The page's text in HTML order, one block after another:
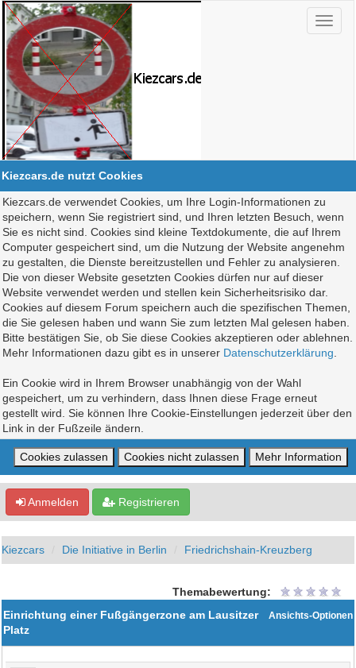
Kiezcars.de nutzt Cookies
Kiezcars.de verwendet Cookies, um Ihre Login-Informationen zu
speichern, wenn Sie registriert sind, und Ihren letzten Besuch, wenn
Sie es nicht sind. Cookies sind kleine Textdokumente, die auf Ihrem
Computer gespeichert sind, um die Nutzung der Website angenehm
zu gestalten, die Dienste bereitzustellen und Fehler zu analysieren.
Die von dieser Website gesetzten Cookies dürfen nur auf dieser
Website verwendet werden und stellen kein Sicherheitsrisiko dar.
Cookies auf diesem Forum speichern auch die spezifischen Themen,
die Sie gelesen haben und wann Sie zum letzten Mal gelesen haben.
Bitte bestätigen Sie, ob Sie diese Cookies akzeptieren oder ablehnen.
Mehr Informationen dazu gibt es in unserer Datenschutzerklärung
Ein Cookie wird in Ihrem Browser unabhängig von der Wahl
gespeichert, um zu verhindern, dass Ihnen diese Frage erneut
gestellt wird. Sie können Ihre Cookie-Einstellungen jederzeit über den
Link in der Fußzeile ändern.
Anmelden Registrieren
Kiezcars Die Initiative in Berlin Friedrichshain-Kreuzberg
Themabewertung:
Ansichts-Optionen
Einrichtung einer Fußgängerzone am Lausitzer
Platz